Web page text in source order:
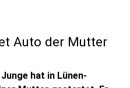
Auto der Mutter
hat in Lünen-